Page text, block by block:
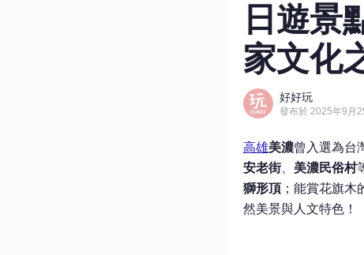
日遊景
家文化
好好玩
發布於 2025年9月
高雄美濃曾入選為台
安老街、 美濃民俗村
獅形頂 ；能賞花旗木
然美景與人文特色！